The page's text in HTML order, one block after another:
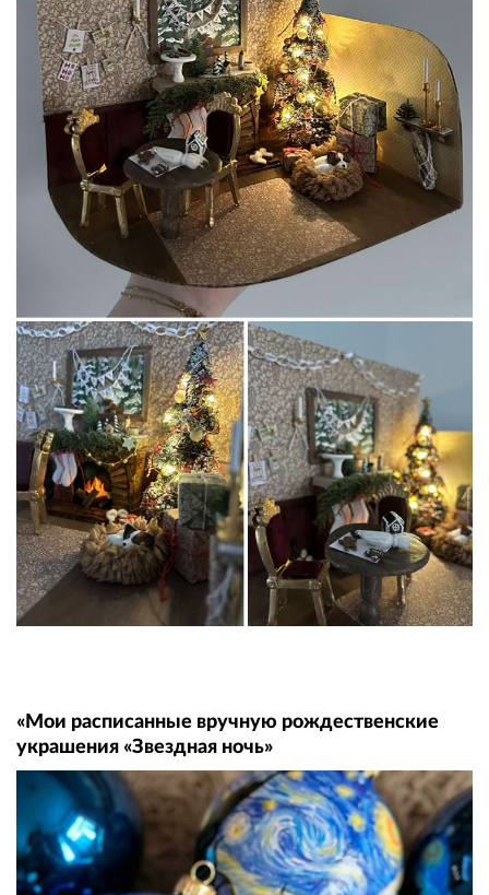
«Мои расписанные вручную рождественские
украшения «Звездная ночь»